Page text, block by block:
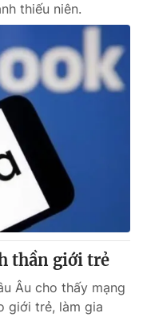
thiếu niên.
thần giới trẻ
Âu cho thấy mạng
giới trẻ, làm gia